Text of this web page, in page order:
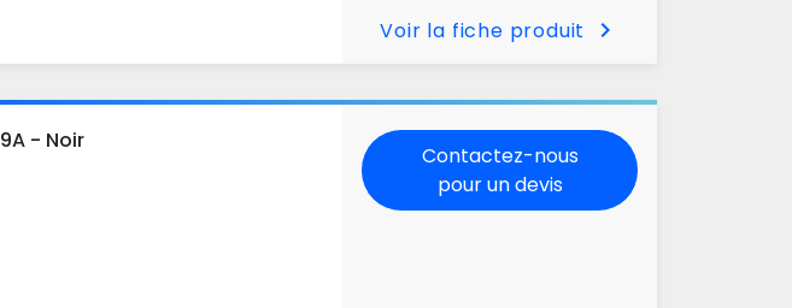
Voir la fiche produit chevron_right
- Noir
Contactez-nous
pour un devis